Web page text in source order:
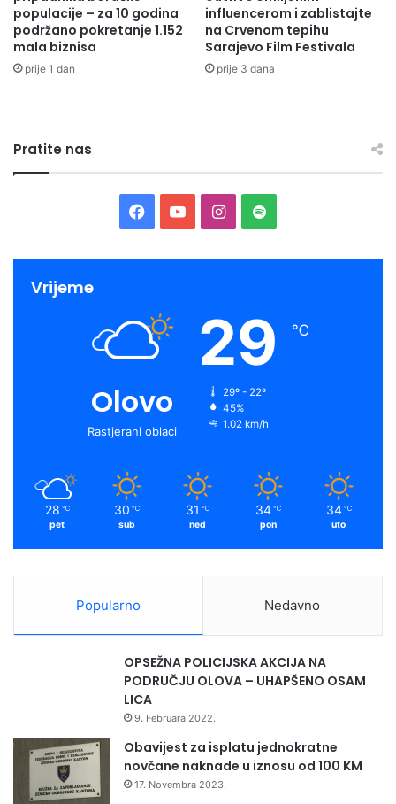
populacije – za 10 godina
podržano pokretanje 1.152
mala biznisa
prije 1 dan
influencerom i zablistajte
na Crvenom tepihu
Sarajevo Film Festivala
prije 3 dana
Pratite nas
Facebook
YouTubeInstagram
Spotify
Vrijeme
Olovo
Rastjerani oblaci
29 ℃
29º - 22º
45%
1.02 km/h
28 ℃
pet
30 ℃
sub
31 ℃
ned
34 ℃
pon
34 ℃
uto
Popularno Nedavno
OPSEŽNA POLICIJSKA AKCIJA NA
PODRUČJU OLOVA – UHAPŠENO OSAM
LICA
9. Februara 2022.
Obavijest za isplatu jednokratne
novčane naknade u iznosu od 100 KM
17. Novembra 2023.